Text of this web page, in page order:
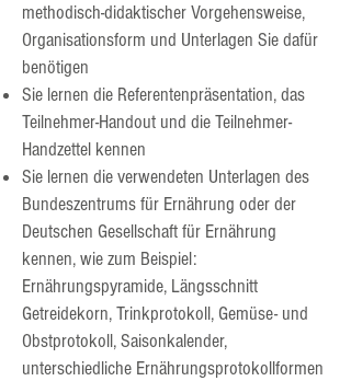
methodisch-didaktischer Vorgehensweise,
Organisationsform und Unterlagen Sie dafür
benötigen
Sie lernen die Referentenpräsentation, das
Teilnehmer-Handout und die Teilnehmer-
Handzettel kennen
Sie lernen die verwendeten Unterlagen des
Bundeszentrums für Ernährung oder der
Deutschen Gesellschaft für Ernährung
kennen, wie zum Beispiel:
Ernährungspyramide, Längsschnitt
Getreidekorn, Trinkprotokoll, Gemüse- und
Obstprotokoll, Saisonkalender,
unterschiedliche Ernährungsprotokollformen